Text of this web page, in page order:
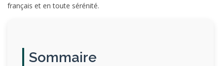
français et en toute sérénité.
Sommaire